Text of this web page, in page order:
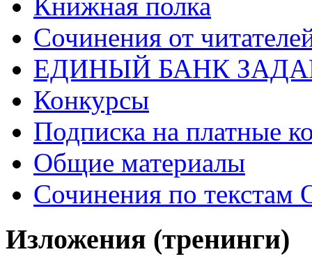
Книжная полка
Cочинения от
ЕДИНЫЙ БАНК
Конкурсы
Подписка на платные
Общие материалы
Сочинения по текстам
Изложения (тренинги)